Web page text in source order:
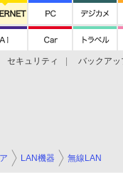
セキュリティ バックアッ
LAN機器 無線LAN